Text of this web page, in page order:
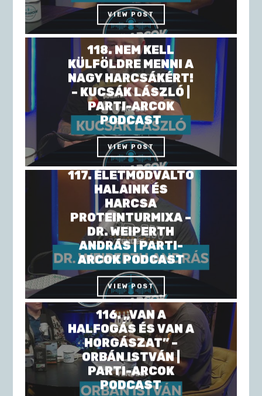
VIEW POST
118. NEM KELL
KÜLFÖLDRE MENNI A
NAGY HARCSÁKÉRT!
– KUCSÁK LÁSZLÓ |
PARTI-ARCOK
PODCAST
VIEW POST
117. ÉLETMÓDVÁLTÓ
HALAINK ÉS
HARCSA
PROTEINTURMIXA –
DR. WEIPERTH
ANDRÁS | PARTI-
ARCOK PODCAST
VIEW POST
116. „VAN A
HALFOGÁS ÉS VAN A
HORGÁSZAT” –
ORBÁN ISTVÁN |
PARTI-ARCOK
PODCAST